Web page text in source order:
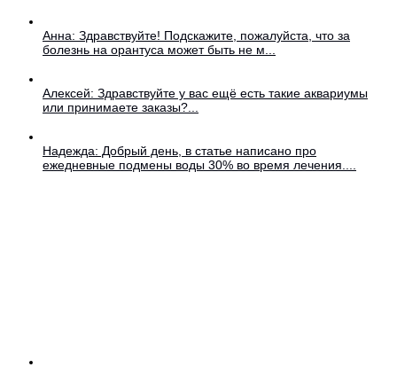
Анна: Здравствуйте! Подскажите, пожалуйста, что за
болезнь на орантуса может быть не м...
Алексей: Здравствуйте у вас ещё есть такие аквариумы
или принимаете заказы?...
Надежда: Добрый день, в статье написано про
ежедневные подмены воды 30% во время лечения....